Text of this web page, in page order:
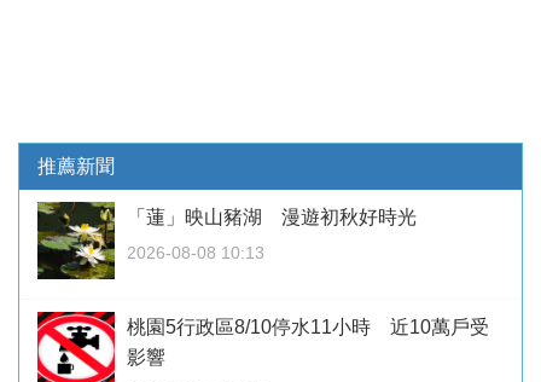
推薦新聞
「蓮」映山豬湖 漫遊初秋好時光
2026-08-08 10:13
桃園5行政區8/10停水11小時 近10萬戶受
影響